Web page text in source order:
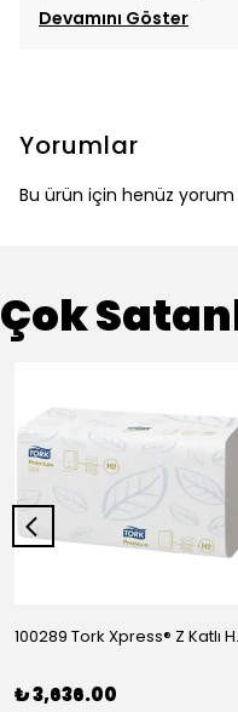
Devamını Göster
Yorumlar
Bu ürün için henüz yorum
Çok
₺ 3,636.00